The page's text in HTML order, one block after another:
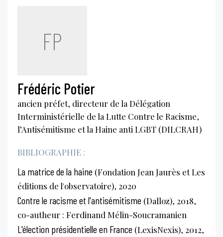
FP
Frédéric Potier
ancien préfet, directeur de la Délégation
Interministérielle de la Lutte Contre le Racisme,
l’Antisémitisme et la Haine anti LGBT (DILCRAH)
BIBLIOGRAPHIE :
La matrice de la haine (Fondation Jean Jaurès et Les
éditions de l'observatoire), 2020
Contre le racisme et l'antisémitisme (Dalloz), 2018,
co-autheur : Ferdinand Mélin-Soucramanien
L'élection présidentielle en France (LexisNexis), 2012,